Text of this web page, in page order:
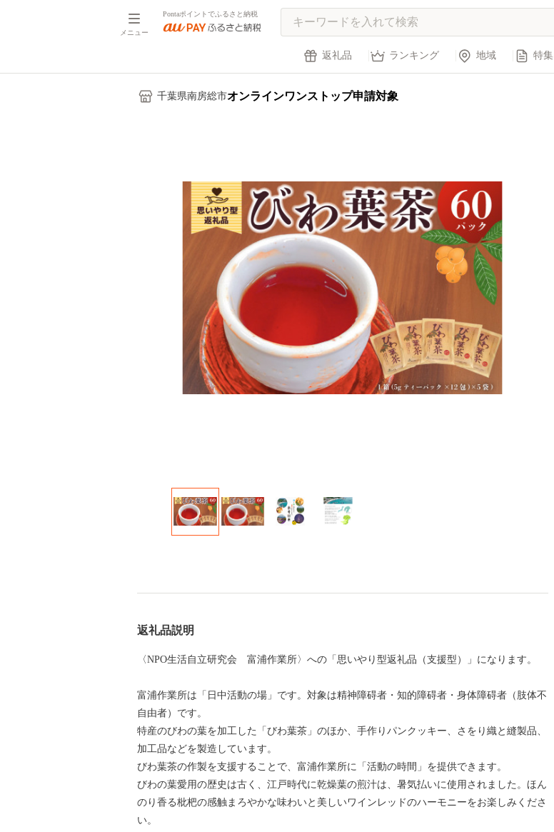
メニュー
Pontaポイントでふるさと納税
返礼品 ランキング 地域 特集
千葉県南房総市オンラインワンストップ申請対象
返礼品説明
〈NPO生活自立研究会 富浦作業所〉への「思いやり型返礼品（支援型）」になります。
富浦作業所は「日中活動の場」です。対象は精神障碍者・知的障碍者・身体障碍者（肢体不
自由者）です。
特産のびわの葉を加工した「びわ葉茶」のほか、手作りパンクッキー、さをり織と縫製品、
加工品などを製造しています。
びわ葉茶の作製を支援することで、富浦作業所に「活動の時間」を提供できます。
びわの葉愛用の歴史は古く、江戸時代に乾燥葉の煎汁は、暑気払いに使用されました。ほん
のり香る枇杷の感触まろやかな味わいと美しいワインレッドのハーモニーをお楽しみくださ
い。